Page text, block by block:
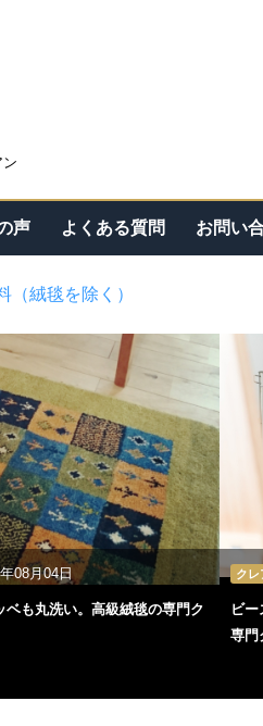
声 よくある質問 お問い
絨毯を除く）
08月04日
ベも丸洗い。高級絨毯の専門ク
クレ
ビ
専門